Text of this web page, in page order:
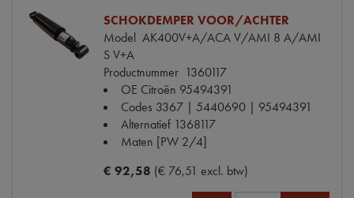
SCHOKDEMPER VOOR/ACHTER
Model AK400V+A/ACA V/AMI 8 A/AMI
S V+A
Productnummer 1360117
OE Citroën 95494391
Codes 3367 | 5440690 | 95494391
Alternatief 1368117
Maten [PW 2/4]
€ 92,58 (€ 76,51 excl. btw)